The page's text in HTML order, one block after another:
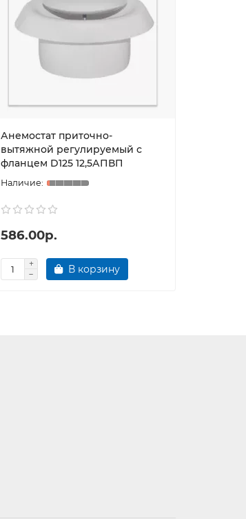
Анемостат приточно-
вытяжной регулируемый с
фланцем D125 12,5АПВП
586.00р.
В корзину